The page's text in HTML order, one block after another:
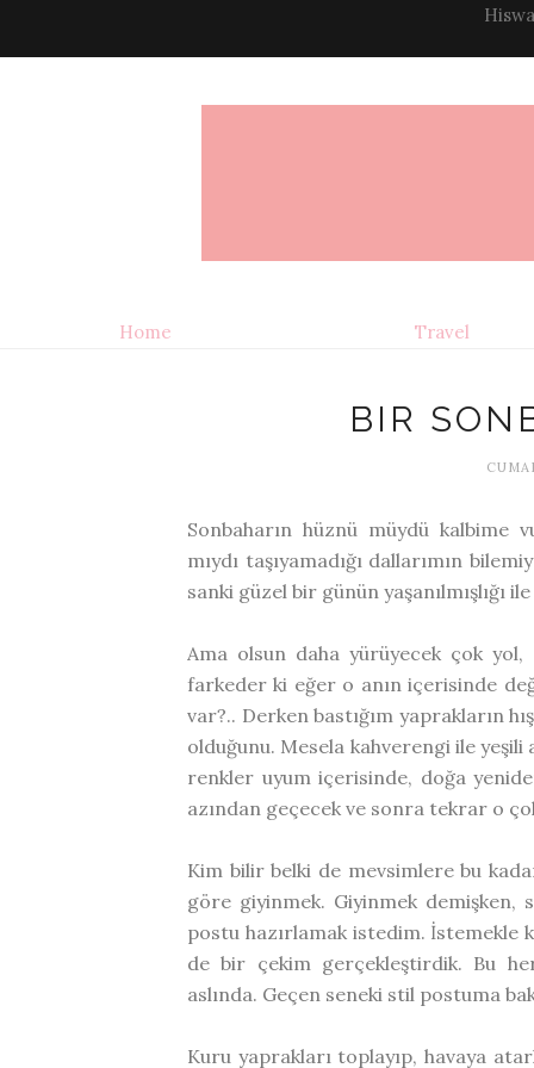
Home Travel
BIR
Sonbaharın hüznü müydü kalbime
mıydı taşıyamadığı dallarımın
sanki güzel bir günün yaşanılmışlığı
Ama olsun daha yürüyecek çok
farkeder ki eğer o anın içerisinde
var?.. Derken bastığım yaprakların
olduğunu. Mesela kahverengi ile
renkler uyum içerisinde, doğa
azından geçecek ve sonra tekrar o
Kim bilir belki de mevsimlere bu
göre giyinmek. Giyinmek demişken,
postu hazırlamak istedim. İstemekle
de bir çekim gerçekleştirdik. Bu
aslında. Geçen seneki stil postuma
Kuru yaprakları toplayıp, havaya